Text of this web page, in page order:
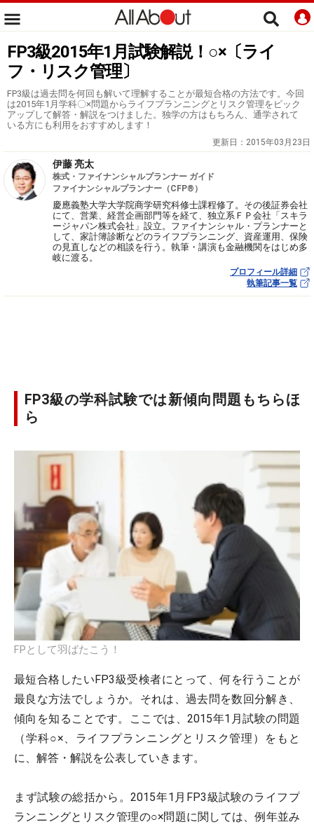
FP3級2015年1月試験解説！○×〔ライ
フ・リスク管理〕
FP3級は過去問を何回も解いて理解することが最短合格の方法です。今回
は2015年1月学科〇×問題からライフプランニングとリスク管理をピック
アップして解答・解説をつけました。独学の方はもちろん、通学されて
いる方にも利用をおすすめします！
更新日： 2015年03月23日
伊藤 亮太
株式・ファイナンシャルプランナー ガイド
ファイナンシャルプランナー（CFP®）
慶應義塾大学大学院商学研究科修士課程修了。その後証券会社
にて、営業、経営企画部門等を経て、独立系ＦＰ会社「スキラ
ージャパン株式会社」設立。ファイナンシャル・プランナーと
して、家計簿診断などのライフプランニング、資産運用、保険
の見直しなどの相談を行う。執筆・講演も金融機関をはじめ多
岐に渡る。
プロフィール詳細
執筆記事一覧
FP3級の学科試験では新傾向問題もちらほ
ら
FPとして羽ばたこう！
最短合格したいFP3級受検者にとって、何を行うことが
最良な方法でしょうか。それは、過去問を数回分解き、
傾向を知ることです。ここでは、2015年1月試験の問題
（学科○×、ライフプランニングとリスク管理）をもと
に、解答・解説を公表していきます。
まず試験の総括から。2015年1月FP3級試験のライフプ
ランニングとリスク管理の○×問題に関しては、例年並み